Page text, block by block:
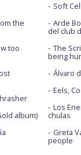
the
too
album)
Soft
Arde
del club
The
being
Álvaro
Eels,
Los
chulas
Greta
people